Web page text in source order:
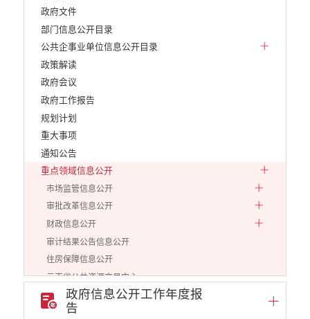
政府文件
部门信息公开目录
公共企事业单位信息公开目录
政策解读
政府会议
政府工作报告
规划计划
重大事项
通知公告
重点领域信息公开
市场监管信息公开
审批改革信息公开
财政信息公开
审计结果公告信息公开
住房保障信息公开
云南省公共资源交易中心
环境保护信息公开
价格和收费信息公开
政府信息公开工作年度报
告